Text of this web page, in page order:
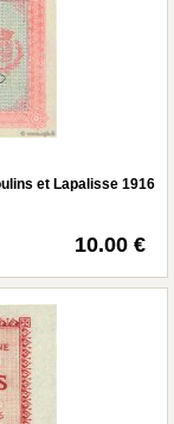
et Lapalisse 1916
10.00 €